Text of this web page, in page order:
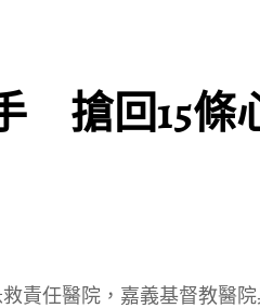
搶回15條
責任醫院，嘉義基督教醫